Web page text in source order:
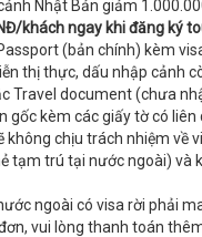
Nhật Bản giảm
khách ngay khi đăng ký
(bản chính) kèm
thị thực, dấu nhập cảnh
Travel document (chưa
gốc kèm các giấy tờ có
chịu trách nhiệm về
tạm trú tại nước ngoài) và
ngoài có visa rời phải
vui lòng thanh toán